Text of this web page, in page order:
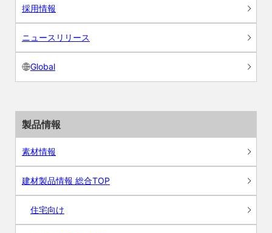
採用情報
ニュースリリース
Global
製品情報
素材情報
建材製品情報 総合TOP
住宅向け